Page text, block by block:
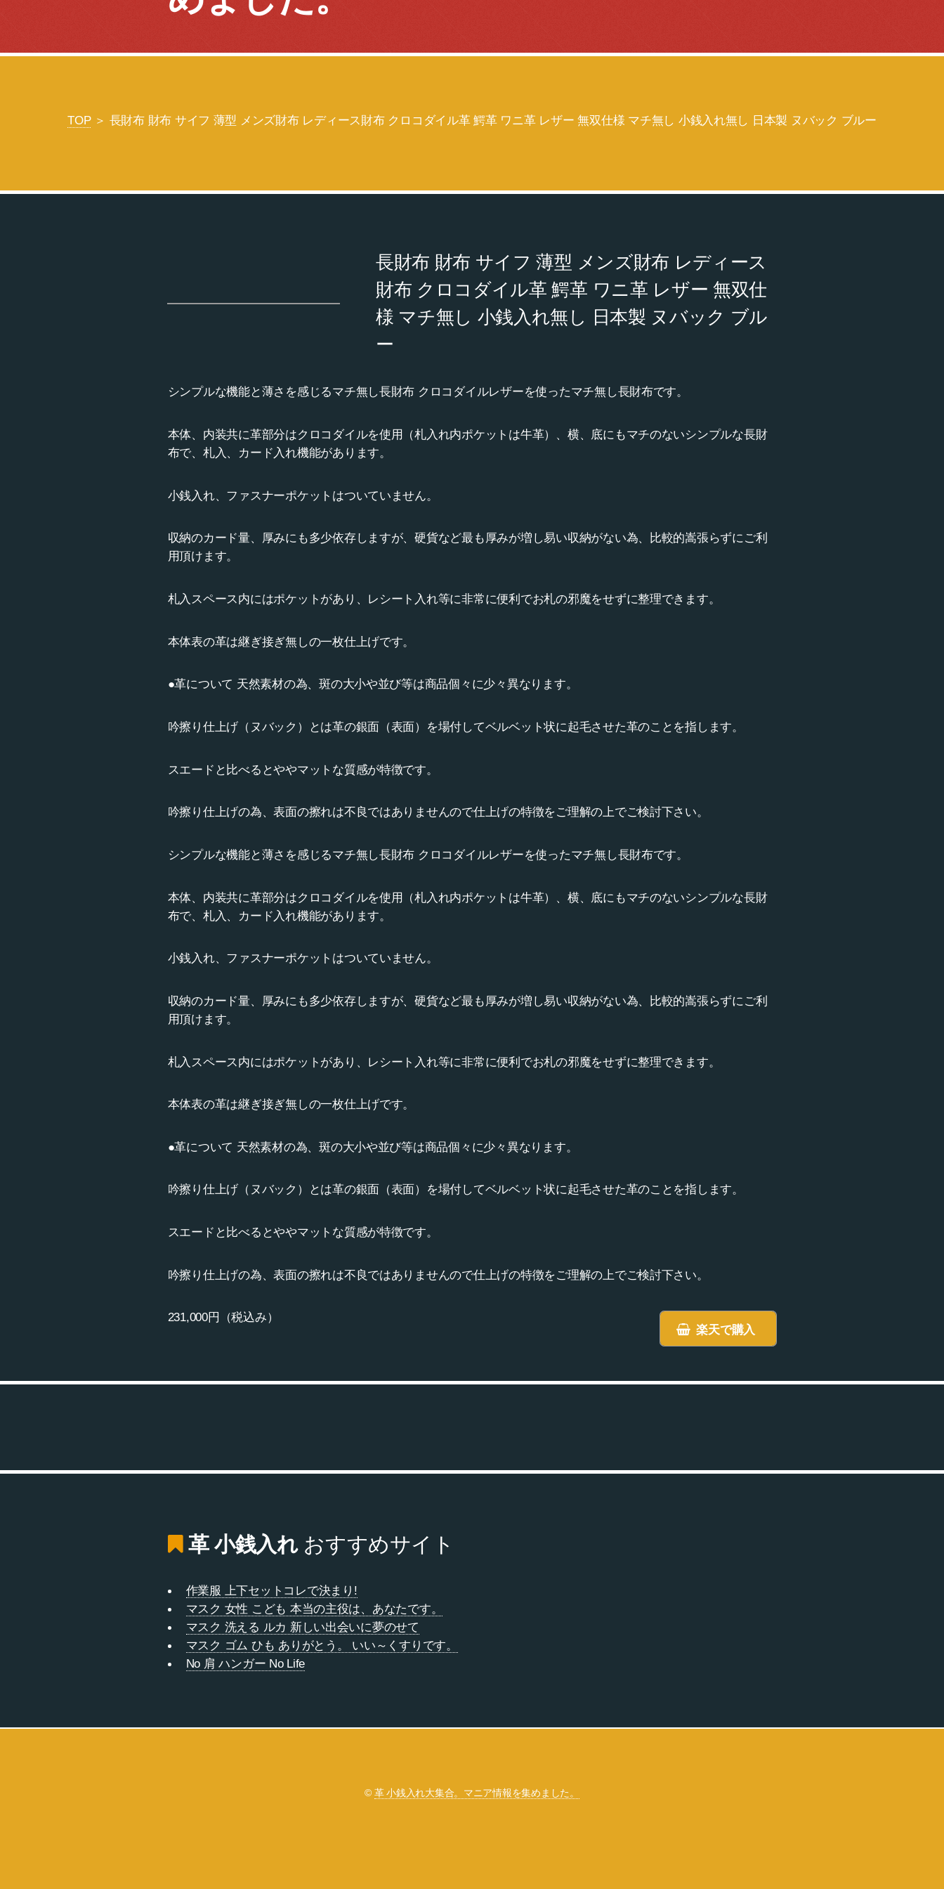
TOP＞ 長財布 財布 サイフ 薄型 メンズ財布 レディース財布 クロコダイル革 鰐革 ワニ革 レザー 無双仕様 マチ無し 小銭入れ無し 日本製 ヌバック ブルー
長財布 財布 サイフ 薄型 メンズ財布 レディース
財布 クロコダイル革 鰐革 ワニ革 レザー 無双仕
様 マチ無し 小銭入れ無し 日本製 ヌバック ブル
ー
シンプルな機能と薄さを感じるマチ無し長財布 クロコダイルレザーを使ったマチ無し長財布です。
本体、内装共に革部分はクロコダイルを使用（札入れ内ポケットは牛革）、横、底にもマチのないシンプルな長財
布で、札入、カード入れ機能があります。
小銭入れ、ファスナーポケットはついていません。
収納のカード量、厚みにも多少依存しますが、硬貨など最も厚みが増し易い収納がない為、比較的嵩張らずにご利
用頂けます。
札入スペース内にはポケットがあり、レシート入れ等に非常に便利でお札の邪魔をせずに整理できます。
本体表の革は継ぎ接ぎ無しの一枚仕上げです。
●革について 天然素材の為、斑の大小や並び等は商品個々に少々異なります。
吟擦り仕上げ（ヌバック）とは革の銀面（表面）を場付してベルベット状に起毛させた革のことを指します。
スエードと比べるとややマットな質感が特徴です。
吟擦り仕上げの為、表面の擦れは不良ではありませんので仕上げの特徴をご理解の上でご検討下さい。
シンプルな機能と薄さを感じるマチ無し長財布 クロコダイルレザーを使ったマチ無し長財布です。
本体、内装共に革部分はクロコダイルを使用（札入れ内ポケットは牛革）、横、底にもマチのないシンプルな長財
布で、札入、カード入れ機能があります。
小銭入れ、ファスナーポケットはついていません。
収納のカード量、厚みにも多少依存しますが、硬貨など最も厚みが増し易い収納がない為、比較的嵩張らずにご利
用頂けます。
札入スペース内にはポケットがあり、レシート入れ等に非常に便利でお札の邪魔をせずに整理できます。
本体表の革は継ぎ接ぎ無しの一枚仕上げです。
●革について 天然素材の為、斑の大小や並び等は商品個々に少々異なります。
吟擦り仕上げ（ヌバック）とは革の銀面（表面）を場付してベルベット状に起毛させた革のことを指します。
スエードと比べるとややマットな質感が特徴です。
吟擦り仕上げの為、表面の擦れは不良ではありませんので仕上げの特徴をご理解の上でご検討下さい。
楽天で購入
231,000円（税込み）
革 小銭入れおすすめサイト
作業服 上下セットコレで決まり!
マスク 女性 こども 本当の主役は、あなたです。
マスク 洗える ルカ 新しい出会いに夢のせて
マスク ゴム ひも ありがとう。 いい～くすりです。
No 肩 ハンガー No Life
© 革 小銭入れ大集合。マニア情報を集めました。